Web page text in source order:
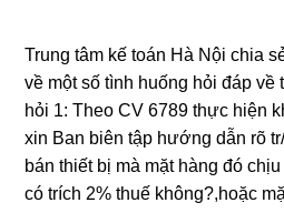
Trung tâm kế toán Hà Nội chia
về một số tình huống hỏi đáp về
hỏi 1: Theo CV 6789 thực hiện
xin Ban biên tập hướng dẫn rõ
bán thiết bị mà mặt hàng đó
có trích 2% thuế không?,hoặc